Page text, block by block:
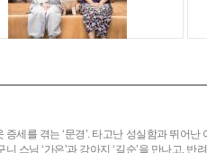
세를 겪는 ‘문경’. 타고난 성실함과 뛰어
스님 ‘가은’과 강아지 ‘길순’을 만나고,